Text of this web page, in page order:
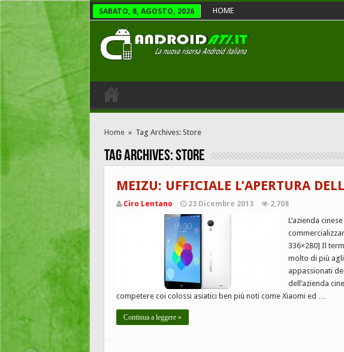
SABATO, 8, AGOSTO, 2026 HOME
Home » Tag Archives: Store
Tag Archives:Store
MEIZU: UFFICIALE L’APERTURA
Ciro Lentano 23 Dicembre 2013 2,708
L’azienda
336×280] Il
molto di più
appassionati
dell’azienda
competere coi colossi asiatici ben più noti come Xiaomi ed …
Continua a leggere »